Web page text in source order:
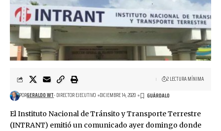
PORGERALDO WT- DIRECTOR EJECUTIVO DICIEMBRE 14, 2020
2 LECTURA MÍNIMA
El Instituto Nacional de Tránsito y Transporte Terrestre
(INTRANT) emitió un comunicado ayer domingo donde